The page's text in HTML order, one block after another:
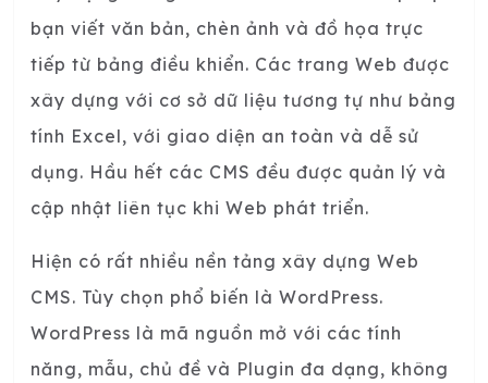
bạn viết văn bản, chèn ảnh và đồ họa trực
tiếp từ bảng điều khiển. Các trang Web được
xây dựng với cơ sở dữ liệu tương tự như bảng
tính Excel, với giao diện an toàn và dễ sử
dụng. Hầu hết các CMS đều được quản lý và
cập nhật liên tục khi Web phát triển.
Hiện có rất nhiều nền tảng xây dựng Web
CMS. Tùy chọn phổ biến là WordPress.
WordPress là mã nguồn mở với các tính
năng, mẫu, chủ đề và Plugin đa dạng, không